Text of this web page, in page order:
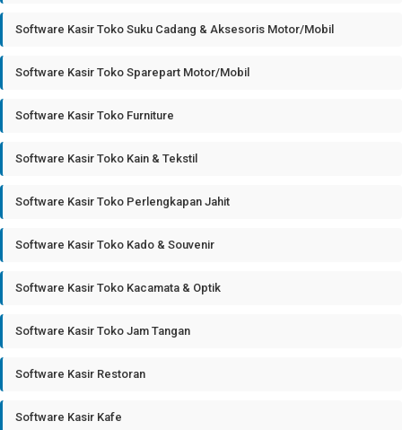
Software Kasir Toko Suku Cadang & Aksesoris Motor/Mobil
Software Kasir Toko Sparepart Motor/Mobil
Software Kasir Toko Furniture
Software Kasir Toko Kain & Tekstil
Software Kasir Toko Perlengkapan Jahit
Software Kasir Toko Kado & Souvenir
Software Kasir Toko Kacamata & Optik
Software Kasir Toko Jam Tangan
Software Kasir Restoran
Software Kasir Kafe